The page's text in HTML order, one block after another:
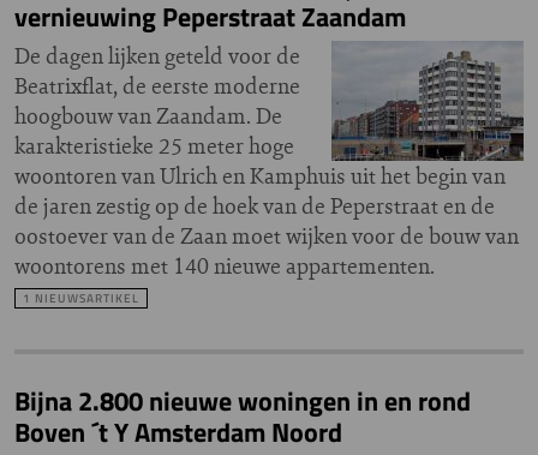
vernieuwing Peperstraat Zaandam
De dagen lijken geteld voor de
Beatrixflat, de eerste moderne
hoogbouw van Zaandam. De
karakteristieke 25 meter hoge
woontoren van Ulrich en Kamphuis uit het begin van
de jaren zestig op de hoek van de Peperstraat en de
oostoever van de Zaan moet wijken voor de bouw van
woontorens met 140 nieuwe appartementen.
1 NIEUWSARTIKEL
Bijna 2.800 nieuwe woningen in en rond
Boven ´t Y Amsterdam Noord